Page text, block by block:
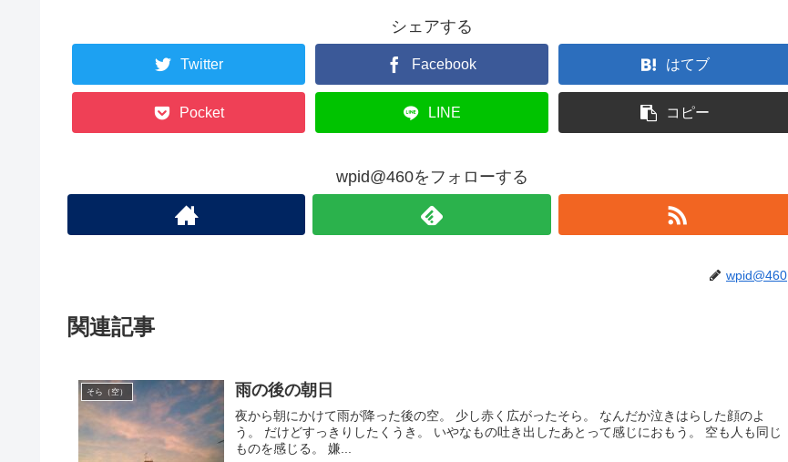
シェアする
Twitter Facebook はてブ
Pocket LINE コピー
wpid@460をフォローする
wpid@460
関連記事
そら（空） 雨の後の朝日
夜から朝にかけて雨が降った後の空。 少し赤く広がったそら。 なんだか泣きはらした顔のよ
う。 だけどすっきりしたくうき。 いやなもの吐き出したあとって感じにおもう。 空も人も同じ
ものを感じる。 嫌...